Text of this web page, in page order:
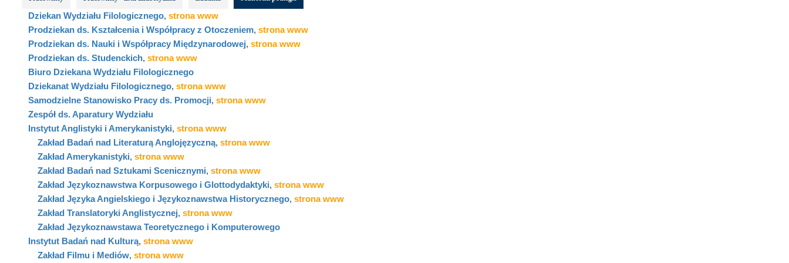
Dziekan Wydziału Filologicznego, strona www
Prodziekan ds. Kształcenia i Współpracy z Otoczeniem, strona www
Prodziekan ds. Nauki i Współpracy Międzynarodowej, strona www
Prodziekan ds. Studenckich, strona www
Biuro Dziekana Wydziału Filologicznego
Dziekanat Wydziału Filologicznego, strona www
Samodzielne Stanowisko Pracy ds. Promocji, strona www
Zespół ds. Aparatury Wydziału
Instytut Anglistyki i Amerykanistyki, strona www
Zakład Badań nad Literaturą Anglojęzyczną, strona www
Zakład Amerykanistyki, strona www
Zakład Badań nad Sztukami Scenicznymi, strona www
Zakład Językoznawstwa Korpusowego i Glottodydaktyki, strona www
Zakład Języka Angielskiego i Językoznawstwa Historycznego, strona www
Zakład Translatoryki Anglistycznej, strona www
Zakład Językoznawstawa Teoretycznego i Komputerowego
Instytut Badań nad Kulturą, strona www
Zakład Filmu i Mediów, strona www